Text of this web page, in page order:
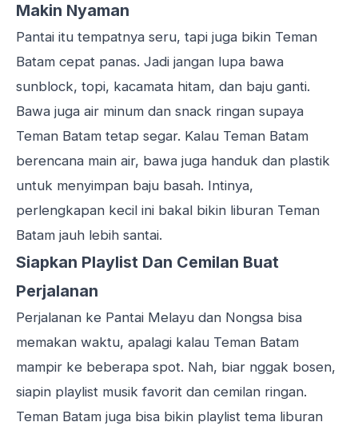
Makin Nyaman
Pantai itu tempatnya seru, tapi juga bikin Teman
Batam cepat panas. Jadi jangan lupa bawa
sunblock, topi, kacamata hitam, dan baju ganti.
Bawa juga air minum dan snack ringan supaya
Teman Batam tetap segar. Kalau Teman Batam
berencana main air, bawa juga handuk dan plastik
untuk menyimpan baju basah. Intinya,
perlengkapan kecil ini bakal bikin liburan Teman
Batam jauh lebih santai.
Siapkan Playlist Dan Cemilan Buat
Perjalanan
Perjalanan ke Pantai Melayu dan Nongsa bisa
memakan waktu, apalagi kalau Teman Batam
mampir ke beberapa spot. Nah, biar nggak bosen,
siapin playlist musik favorit dan cemilan ringan.
Teman Batam juga bisa bikin playlist tema liburan